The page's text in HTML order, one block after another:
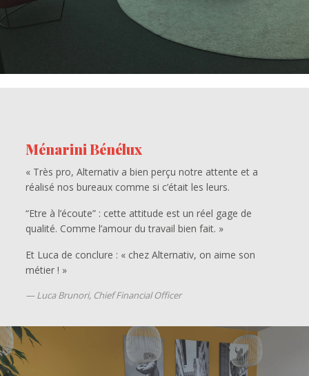
Ménarini Bénélux
« Très pro, Alternativ a bien perçu notre attente et a
réalisé nos bureaux comme si c’était les leurs.
“Etre à l’écoute” : cette attitude est un réel gage de
qualité. Comme l’amour du travail bien fait. »
Et Luca de conclure : « chez Alternativ, on aime son
métier ! »
Luca Brunori, Chief Financial Officer